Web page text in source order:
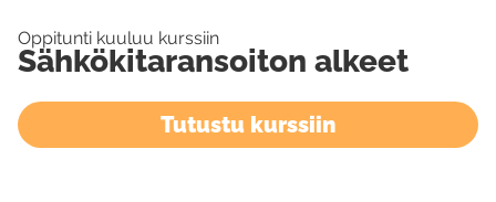
Oppitunti kuuluu kurssiin
Sähkökitaransoiton alkeet
Tutustu kurssiin